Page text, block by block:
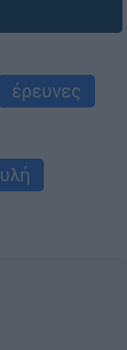
έρευνες